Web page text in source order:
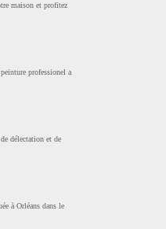
maison et profitez
professionel a
délectation et de
à Orléans dans le